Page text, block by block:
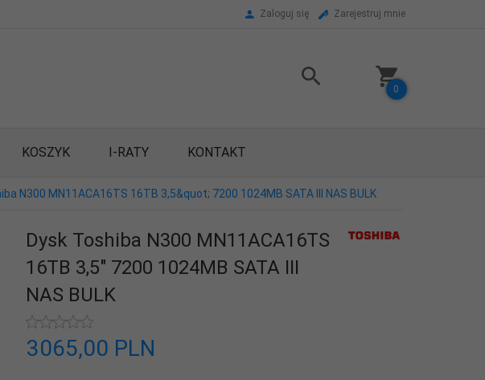
Zaloguj się Zarejestruj mnie
0
KOSZYK I-RATY KONTAKT
N300 MN11ACA16TS 16TB 3,5&quot; 7200 1024MB SATA III NAS BULK
Dysk Toshiba N300 MN11ACA16TS
16TB 3,5" 7200 1024MB SATA III
NAS BULK
3065,00 PLN